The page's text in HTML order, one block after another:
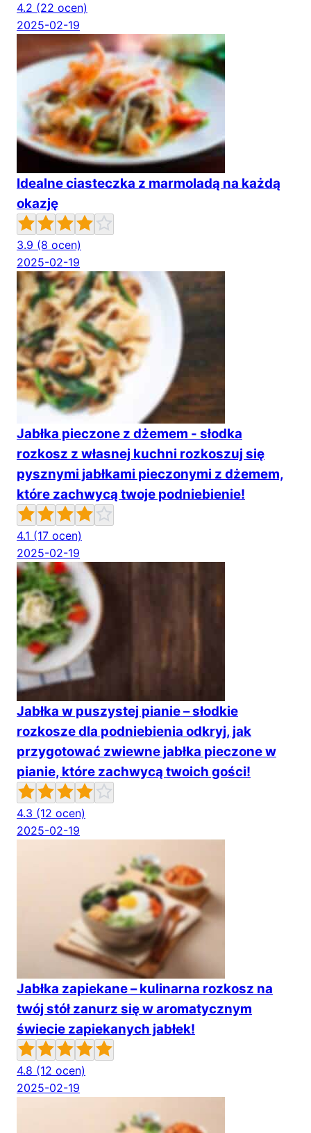
4.2 (22 ocen)
2025-02-19
Idealne ciasteczka z marmoladą na każdą
okazję
3.9 (8 ocen)
2025-02-19
Jabłka pieczone z dżemem - słodka
rozkosz z własnej kuchni rozkoszuj się
pysznymi jabłkami pieczonymi z dżemem,
które zachwycą twoje podniebienie!
4.1 (17 ocen)
2025-02-19
Jabłka w puszystej pianie – słodkie
rozkosze dla podniebienia odkryj, jak
przygotować zwiewne jabłka pieczone w
pianie, które zachwycą twoich gości!
4.3 (12 ocen)
2025-02-19
Jabłka zapiekane – kulinarna rozkosz na
twój stół zanurz się w aromatycznym
świecie zapiekanych jabłek!
4.8 (12 ocen)
2025-02-19